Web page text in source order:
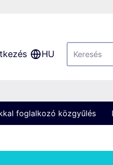
HU
foglalkozó közgyűlés